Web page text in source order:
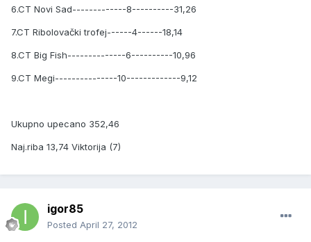
6.CT Novi Sad-------------8----------31,26
7.CT Ribolovački trofej------4------18,14
8.CT Big Fish--------------6----------10,96
9.CT Megi---------------10-------------9,12
Ukupno upecano 352,46
Naj.riba 13,74 Viktorija (7)
igor85
Posted April 27, 2012